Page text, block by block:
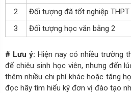
2 Đối tượng đã tốt nghiệp THPT
3
Đối tượng học văn bằng 2
# Lưu ý: Hiện nay có nhiều trường
để chiêu sinh học viên, nhưng đến
thêm nhiều chi phí khác hoặc tăng
đọc hãy tìm hiểu kỹ đơn vị đào tạo